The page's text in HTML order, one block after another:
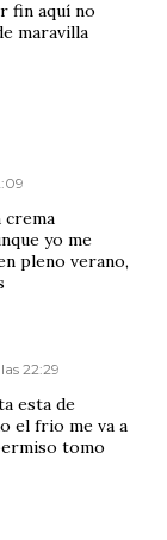
fin aquí no
maravilla
crema
yo me
pleno verano,
22:29
esta de
el frio me va a
tomo